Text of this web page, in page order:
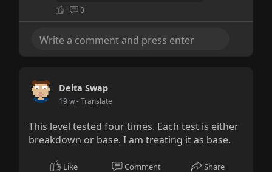
· 0
Delta Swap
19 w- Translate
This level tested four times. Each test is either
breakdown or base. I am treating it as base.
Like Comment Share